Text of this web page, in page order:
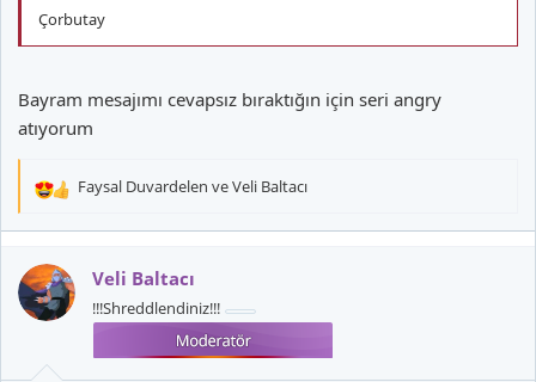
Çorbutay
Bayram mesajımı cevapsız bıraktığın için seri angry
atıyorum
T
k
i
l
Faysal Duvardelen veVeli Baltacı
Veli Baltacı
!!!Shreddlendiniz!!!